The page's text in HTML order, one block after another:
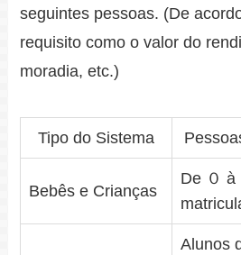
seguintes pessoas. (De
requisito como o valor do
moradia, etc.)
Tipo do Sistema
Bebês e Crianças
De ０ à
Alunos